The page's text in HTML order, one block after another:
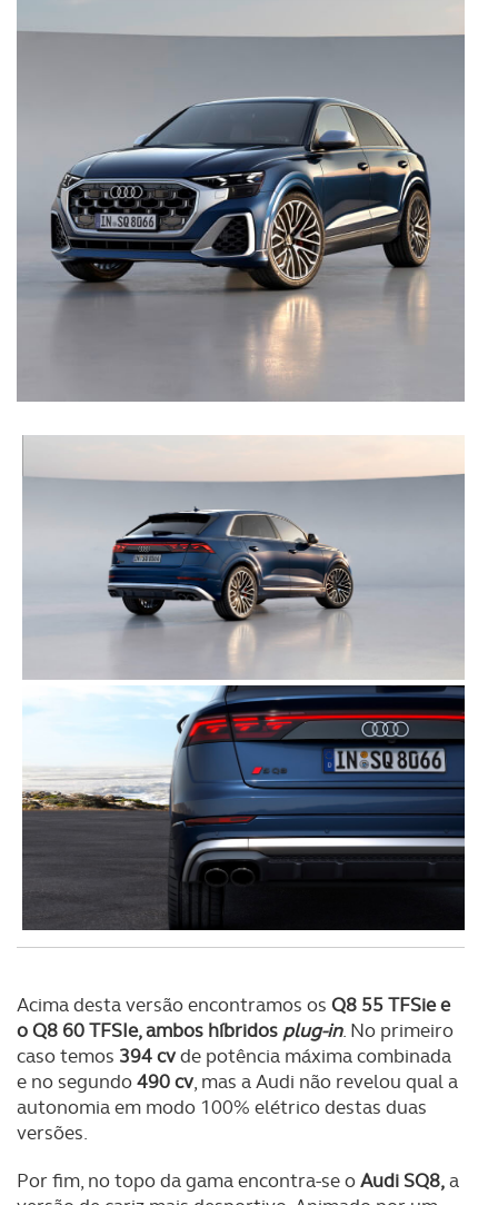
utilização do nosso site de publicidade e de análise, com
O ACP garantirá que as transferências internacionais de
dados pessoais serão realizadas apenas com o seu
consentimento e quando tal se afigure estritamente
necessário no contexto dos serviços a prestar.
Realçamos que o bloqueio de certo tipo de Cookies e
tecnologias similares pode ter impacto na sua
experiência de navegação no Website e nos serviços
Consulte a política de cookies do site.
Acima desta versão encontramos os Q8 55 TFSie e
o Q8 60 TFSIe, ambos híbridos plug-in. No primeiro
caso temos 394 cvde potência máxima combinada
e no segundo490 cv, mas a Audi não revelou qual a
autonomia em modo 100% elétrico destas duas
versões.
Por fim, no topo da gama encontra-se oAudi SQ8,a